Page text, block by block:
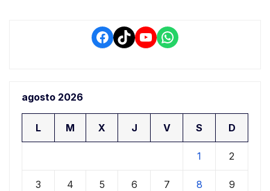
Facebook
TikTokYouTube
WhatsApp
agosto 2026
L M X J V S D
1 2
3 4 5 6 7 8 9